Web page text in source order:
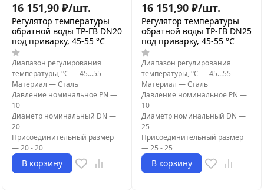
16 151,90 ₽/шт.
Регулятор температуры
обратной воды ТР-ГВ DN20
под приварку, 45-55 °C
Диапазон регулирования
температуры, °С —45...55
Материал —Сталь
Давление номинальное PN —
10
Диаметр номинальный DN —
20
Присоединительный размер
—20 - 20
В корзину
16 151,90 ₽/шт.
Регулятор температуры
обратной воды ТР-ГВ DN25
под приварку, 45-55 °C
Диапазон регулирования
температуры, °С —45...55
Материал —Сталь
Давление номинальное PN —
10
Диаметр номинальный DN —
25
Присоединительный размер
—25 - 25
В корзину